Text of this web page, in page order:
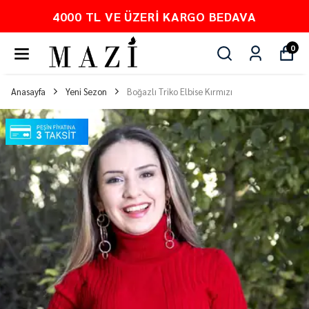
BEDAVA PEŞİN FİYATINA
0
Anasayfa Yeni Sezon Boğazlı Triko Elbise Kırmızı